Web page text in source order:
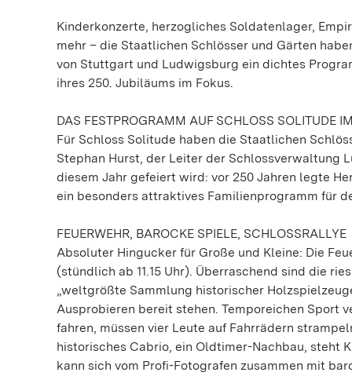
Kinderkonzerte, herzogliches Soldatenlager,
mehr – die Staatlichen Schlösser und Gärten
von Stuttgart und Ludwigsburg ein dichtes
ihres 250. Jubiläums im Fokus.
DAS FESTPROGRAMM AUF SCHLOSS SOLITUDE
Für Schloss Solitude haben die Staatlichen
Stephan Hurst, der Leiter der Schlossverwaltung
diesem Jahr gefeiert wird: vor 250 Jahren legte
ein besonders attraktives Familienprogramm für
FEUERWEHR, BAROCKE SPIELE, SCHLOSSRALLYE
Absoluter Hingucker für Große und Kleine: Die
(stündlich ab 11.15 Uhr). Überraschend sind die
„weltgrößte Sammlung historischer
Ausprobieren bereit stehen. Temporeichen Sport
fahren, müssen vier Leute auf Fahrrädern
historisches Cabrio, ein Oldtimer-Nachbau, steht
kann sich vom Profi-Fotografen zusammen mit